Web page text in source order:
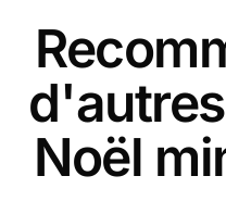
Noël